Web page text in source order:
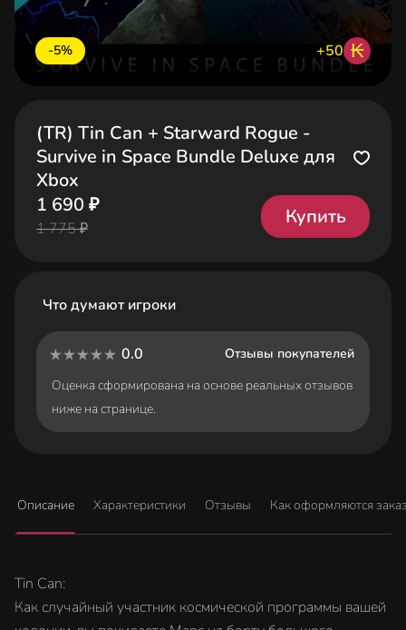
-5% +50 ₭
(TR) Tin Can + Starward Rogue -
Survive in Space Bundle Deluxe для
Xbox
1 690 ₽
1 775 ₽
Купить
Что думают игроки
0.0
Отзывы покупателей
Оценка сформирована на основе реальных отзывов
ниже на странице.
Описание Характеристики Отзывы Как оформляются
Tin Can:
Как случайный участник космической программы вашей